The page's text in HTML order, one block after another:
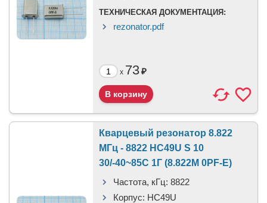
ТЕХНИЧЕСКАЯ ДОКУМЕНТАЦИЯ:
rezonator.pdf
x 73₽
Кварцевый резонатор 8.822
МГц - 8822 HC49U S 10
30/-40~85C 1Г (8.822M 0PF-E)
Частота, кГц: 8822
Корпус: HC49U